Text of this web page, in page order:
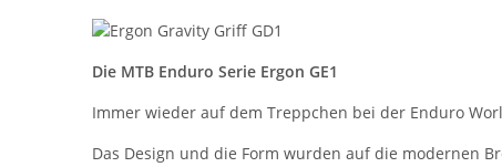
Die MTB Enduro Serie Ergon GE1
Immer wieder auf dem Treppchen bei der Enduro
Das Design und die Form wurden auf die modernen